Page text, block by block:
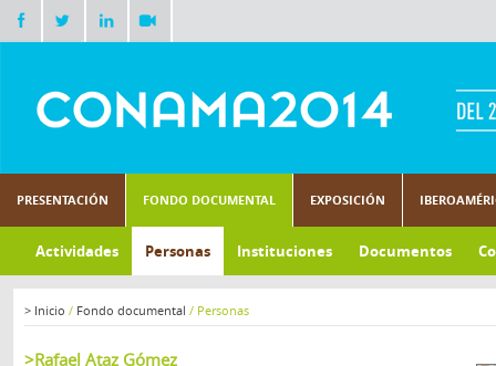
PRESENTACIÓN FONDO DOCUMENTAL EXPOSICIÓN
Actividades Personas Instituciones Documentos
> Inicio / Fondo documental / Personas
>Rafael Ataz Gómez